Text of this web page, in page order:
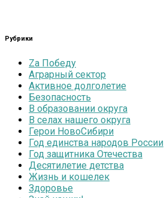
Рубрики
Zа Победу
Аграрный сектор
Активное долголетие
Безопасность
В образовании округа
В селах нашего округа
Герои НовоСибири
Год единства народов России
Год защитника Отечества
Десятилетие детства
Жизнь и кошелек
Здоровье